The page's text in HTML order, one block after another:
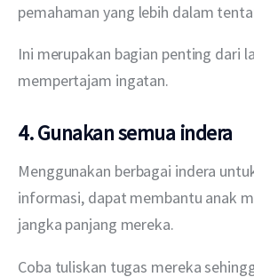
pemahaman yang lebih dalam
Ini merupakan bagian penting dari
mempertajam ingatan.
4. Gunakan semua indera
Menggunakan berbagai indera
informasi, dapat membantu anak
jangka panjang mereka.
Coba tuliskan tugas mereka